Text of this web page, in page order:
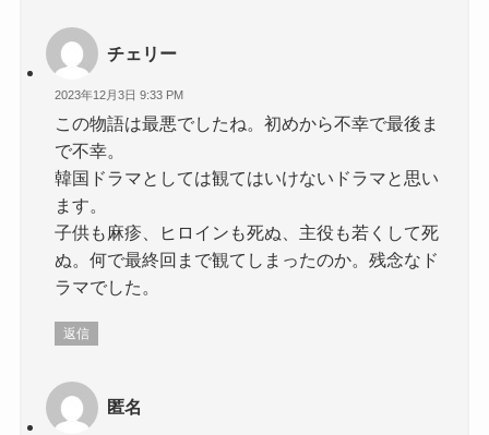
チェリー
2023年12月3日 9:33 PM
この物語は最悪でしたね。初めから不幸で最後ま
で不幸。
韓国ドラマとしては観てはいけないドラマと思い
ます。
子供も麻疹、ヒロインも死ぬ、主役も若くして死
ぬ。何で最終回まで観てしまったのか。残念なド
ラマでした。
返信
匿名